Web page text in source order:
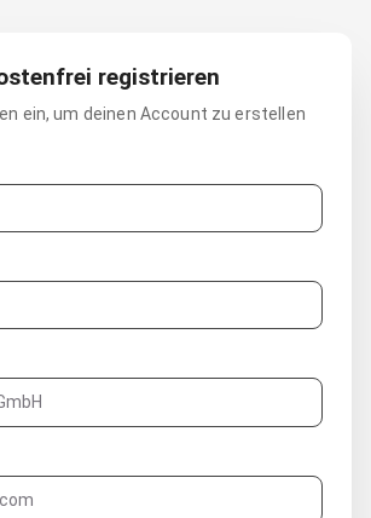
registrieren
ein, um deinen Account zu erstellen